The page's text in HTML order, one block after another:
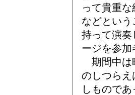
って貴重
などとい
持って演奏
ージを参
期間中は
のしつらえ
しもので